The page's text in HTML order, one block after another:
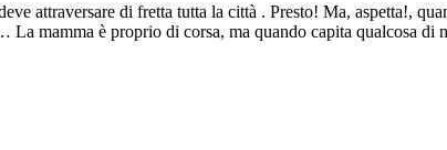
attraversare di fretta tutta la città . Presto! Ma, aspetta!,
mamma è proprio di corsa, ma quando capita qualcosa di